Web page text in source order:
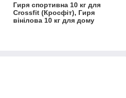
Гиря спортивна 10 кг для
Crossfit (Кросфіт), Гиря
вінілова 10 кг для дому